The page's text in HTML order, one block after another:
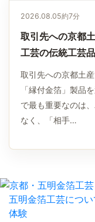
2026.08.05約7分
取引先への京都
工芸の伝統工芸品
取引先への京都土
「縁付金箔」製品
で最も重要なのは
なく、「相手…
五明金箔工芸につい
体験